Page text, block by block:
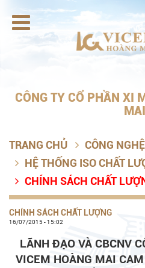

CÔNG TY CỔ PHẦN XI
MAI
TRANG CHỦ  CÔNG
 HỆ THỐNG ISO CHẤT
 CHÍNH SÁCH CHẤT
CHÍNH SÁCH CHẤT LƯỢNG
16/07/2015 - 15:02
LÃNH ĐẠO VÀ CBCNV
VICEM HOÀNG MAI